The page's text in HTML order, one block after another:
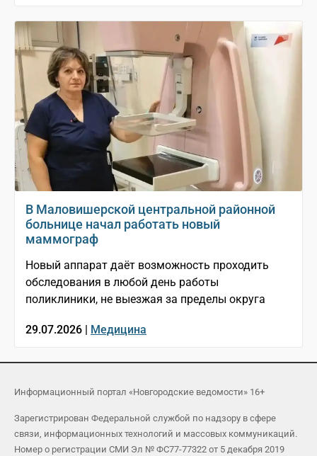
В Маловишерской центральной районной
больнице начал работать новый
маммограф
Новый аппарат даёт возможность проходить
обследования в любой день работы
поликлиники, не выезжая за пределы округа
29.07.2026 | Медицина
Информационный портал «Новгородские ведомости» 16+
Зарегистрирован Федеральной службой по надзору в сфере
связи, информационных технологий и массовых коммуникаций.
Номер о регистрации СМИ Эл № ФС77-77322 от 5 декабря 2019